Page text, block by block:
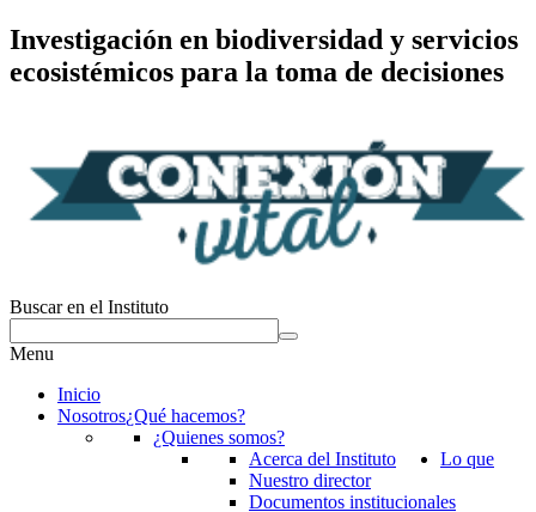
Investigación en biodiversidad y servicios
ecosistémicos para la toma de decisiones
Buscar en el Instituto
Menu
Inicio
Nosotros¿Qué hacemos?
¿Quienes somos?
Acerca del Instituto
Nuestro director
Documentos institucionales
Lo que